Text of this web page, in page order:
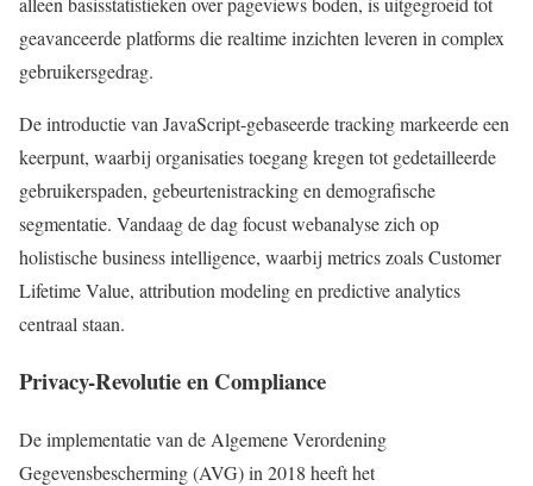
geavanceerde platforms die realtime inzichten leveren in complex
gebruikersgedrag.
De introductie van JavaScript-gebaseerde tracking markeerde een
keerpunt, waarbij organisaties toegang kregen tot gedetailleerde
gebruikerspaden, gebeurtenistracking en demografische
segmentatie. Vandaag de dag focust webanalyse zich op
holistische business intelligence, waarbij metrics zoals Customer
Lifetime Value, attribution modeling en predictive analytics
centraal staan.
Privacy-Revolutie en Compliance
De implementatie van de Algemene Verordening
Gegevensbescherming (AVG) in 2018 heeft het